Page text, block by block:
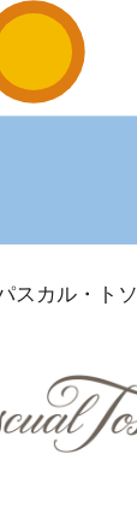
スカル・トソ